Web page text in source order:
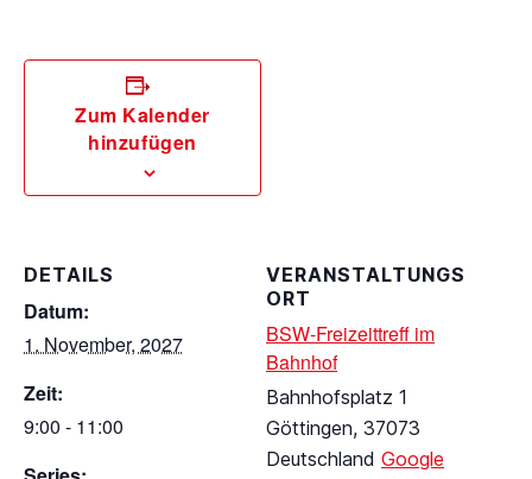
Zum Kalender
hinzufügen
DETAILS
Datum:
1. November, 2027
Zeit:
9:00 - 11:00
VERANSTALTUNGS
ORT
BSW-Freizeittreff im
Bahnhof
Bahnhofsplatz 1
Göttingen, 37073
Deutschland Google